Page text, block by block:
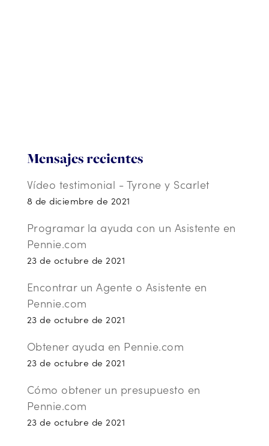
Mensajes recientes
Vídeo testimonial - Tyrone y Scarlet
8 de diciembre de 2021
Programar la ayuda con un Asistente en
Pennie.com
23 de octubre de 2021
Encontrar un Agente o Asistente en
Pennie.com
23 de octubre de 2021
Obtener ayuda en Pennie.com
23 de octubre de 2021
Cómo obtener un presupuesto en
Pennie.com
23 de octubre de 2021